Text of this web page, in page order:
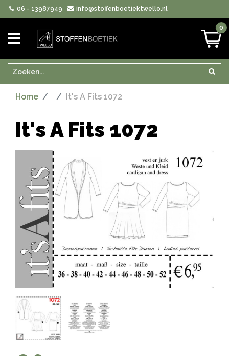
06 - 13987949 info@stoffenboetiektwello.nl
0
Zoeken
Home It's A Fits 1072
It's A Fits 1072